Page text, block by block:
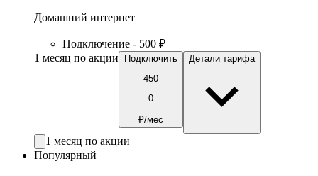
Домашний интернет
Подключение - 500 ₽
1 месяц по акции
Подключить
450
0
₽/мес
Детали тарифа
1 месяц по акции
Популярный